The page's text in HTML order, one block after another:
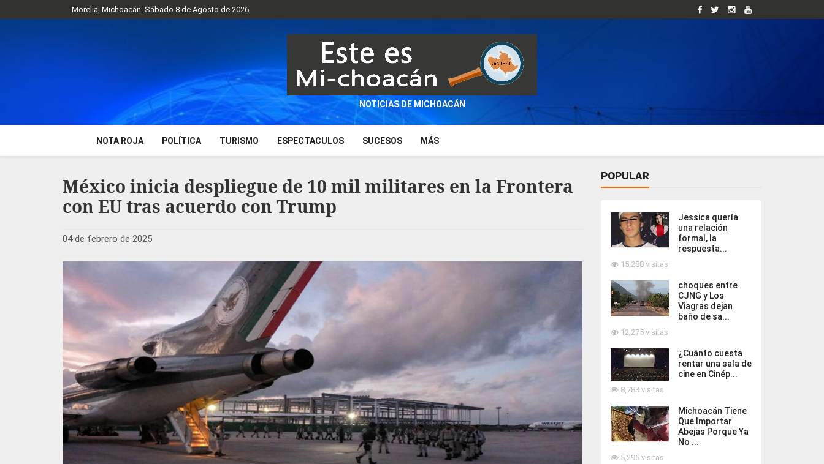
Morelia, Michoacán. Sábado 8 de Agosto de 2026
NOTICIAS DE MICHOACÁN
NOTA ROJA POLÍTICA TURISMO ESPECTACULOS SUCESOS MÁS
México inicia despliegue de 10 mil militares en la Frontera
con EU tras acuerdo con Trump
04 de febrero de 2025
POPULAR
Jessica quería
una relación
formal, la
respuesta...
15,288 visitas
choques entre
CJNG y Los
Viagras dejan
baño de sa...
12,275 visitas
¿Cuánto cuesta
rentar una sala de
cine en Cinép...
8,783 visitas
Michoacán Tiene
Que Importar
Abejas Porque Ya
No ...
5,295 visitas